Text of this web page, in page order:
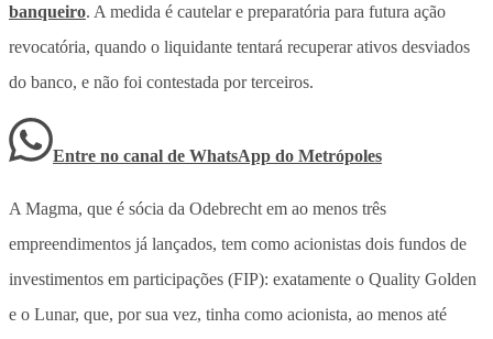
banqueiro. A medida é cautelar e preparatória para futura ação
revocatória, quando o liquidante tentará recuperar ativos desviados
do banco, e não foi contestada por terceiros.
Entre no canal de WhatsApp do Metrópoles
A Magma, que é sócia da Odebrecht em ao menos três
empreendimentos já lançados, tem como acionistas dois fundos de
investimentos em participações (FIP): exatamente o Quality Golden
e o Lunar, que, por sua vez, tinha como acionista, ao menos até